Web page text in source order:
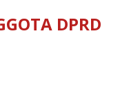
DPRD